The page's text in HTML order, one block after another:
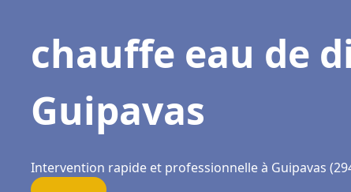
chauffe eau de
Guipavas
Intervention rapide et professionnelle à Guipavas